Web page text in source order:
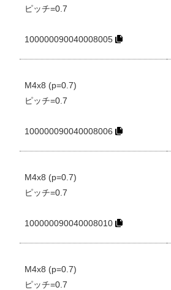
ピッチ=0.7
100000090040008005
M4x8 (p=0.7)
ピッチ=0.7
100000090040008006
M4x8 (p=0.7)
ピッチ=0.7
100000090040008010
M4x8 (p=0.7)
ピッチ=0.7